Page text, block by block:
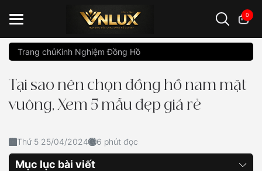
0
Đồng hồ casio đồng hồ G-Shock đồng hồ Orient
Trang chủKinh Nghiệm Đồng Hồ
Tại sao nên chọn đồng hồ nam mặt
vuông, Xem 5 mẫu đẹp giá rẻ
Thứ 5 25/04/2024 6 phút đọc
Mục lục bài viết